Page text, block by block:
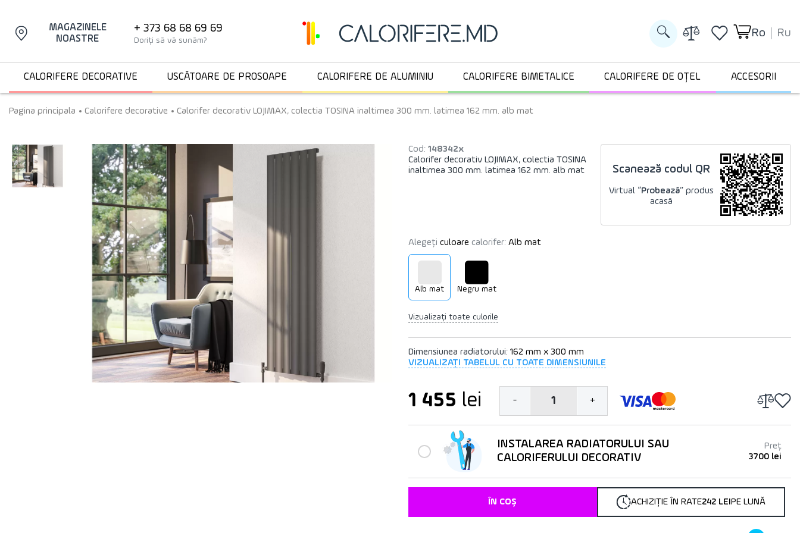
MAGAZINELE
NOASTRE
+ 373 68 68 69 69
Doriți să vă sunăm?
Ro Ru
CALORIFERE DECORATIVE USCĂTOARE DE PROSOAPE CALORIFERE DE ALUMINIU CALORIFERE BIMETALICE CALORIFERE DE OȚEL ACCESORII
Pagina principala Calorifere decorative Calorifer decorativ LOJIMAX, colectia TOSINA inaltimea 300 mm. latimea 162 mm. alb mat
Cod: 148342x
Calorifer decorativ LOJIMAX, colectia TOSINA
inaltimea 300 mm. latimea 162 mm. alb mat
Scanează codul QR
Virtual “Probează” produs
acasă
Alegeți culoare calorifer: Alb mat
Alb mat Negru mat
Vizualizați toate culorile
Dimensiunea radiatorului: 162 mm x 300 mm
VIZUALIZAȚI TABELUL CU TOATE DIMENSIUNILE
1 455 lei - 1 +
INSTALAREA RADIATORULUI SAU
CALORIFERULUI DECORATIV
Preț
3700 lei
ÎN COȘ ACHIZIȚIE ÎN RATE242 LEIPE LUNĂ